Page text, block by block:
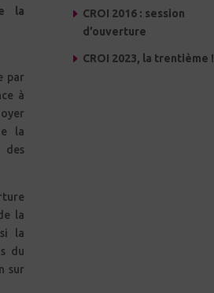
la
par
à
la
des
la
la
du
sur
CROI 2016 : session
d’ouverture
CROI 2023, la trentième !